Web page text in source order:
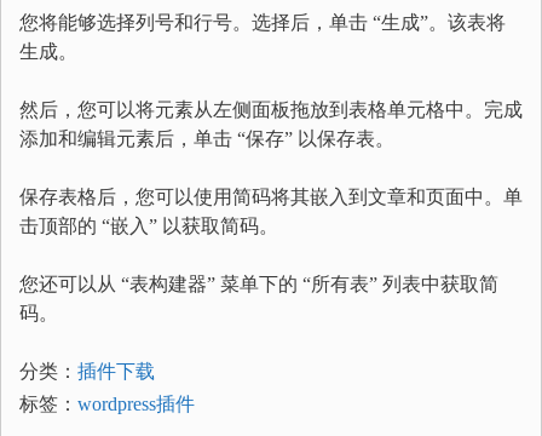
您将能够选择列号和行号。选择后，单击 “生成”。该表将
生成。
然后，您可以将元素从左侧面板拖放到表格单元格中。完成
添加和编辑元素后，单击 “保存” 以保存表。
保存表格后，您可以使用简码将其嵌入到文章和页面中。单
击顶部的 “嵌入” 以获取简码。
您还可以从 “表构建器” 菜单下的 “所有表” 列表中获取简
码。
分类： 插件下载
标签： wordpress插件